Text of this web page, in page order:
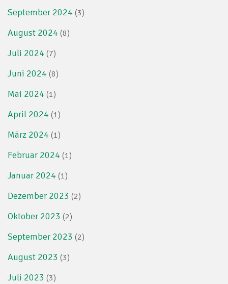
September 2024 (3)
August 2024 (8)
Juli 2024 (7)
Juni 2024 (8)
Mai 2024 (1)
April 2024 (1)
März 2024 (1)
Februar 2024 (1)
Januar 2024 (1)
Dezember 2023 (2)
Oktober 2023 (2)
September 2023 (2)
August 2023 (3)
Juli 2023 (3)